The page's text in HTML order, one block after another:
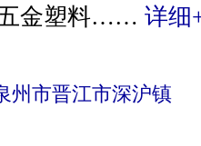
五金塑料…… 详细
州市晋江市深沪镇